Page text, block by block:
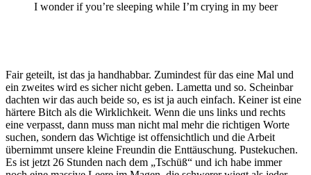
I wonder if you’re sleeping while I’m crying in my beer
Fair geteilt, ist das ja handhabbar. Zumindest für das eine Mal und
ein zweites wird es sicher nicht geben. Lametta und so. Scheinbar
dachten wir das auch beide so, es ist ja auch einfach. Keiner ist eine
härtere Bitch als die Wirklichkeit. Wenn die uns links und rechts
eine verpasst, dann muss man nicht mal mehr die richtigen Worte
suchen, sondern das Wichtige ist offensichtlich und die Arbeit
übernimmt unsere kleine Freundin die Enttäuschung. Pustekuchen.
Es ist jetzt 26 Stunden nach dem „Tschüß“ und ich habe immer